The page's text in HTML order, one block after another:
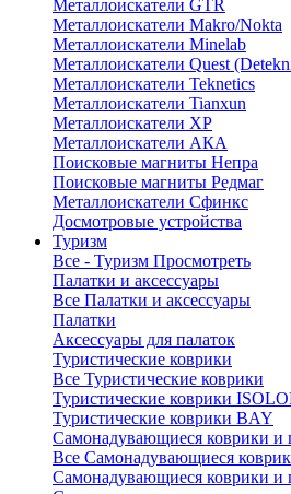
Металлоискатели GTR
Металлоискатели Makro/Nokta
Металлоискатели Minelab
Металлоискатели Quest
Металлоискатели Teknetics
Металлоискатели Tianxun
Металлоискатели XP
Металлоискатели АКА
Поисковые магниты Непра
Поисковые магниты Редмаг
Металлоискатели Сфинкс
Досмотровые устройства
Туризм
Все - Туризм Просмотреть
Палатки и аксессуары
Все Палатки и аксессуары
Палатки
Аксессуары для палаток
Туристические коврики
Все Туристические коврики
Туристические коврики
Туристические коврики BAY
Самонадувающиеся коврики и
Все Самонадувающиеся
Самонадувающиеся коврики и